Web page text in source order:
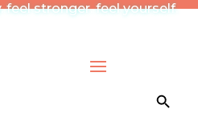
feel stronger. feel yourself.